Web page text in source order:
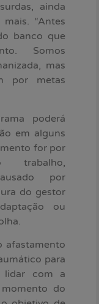
ainda
“Antes
banco que
Somos
mas
por metas
poderá
em alguns
for por
trabalho,
por
do gestor
ou
afastamento
para
lidar com a
do